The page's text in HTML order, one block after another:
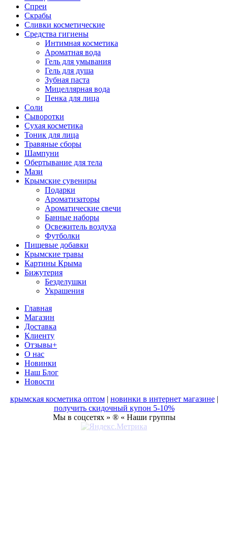
Спреи
Скрабы
Сливки косметические
Средства гигиены
Интимная косметика
Ароматная вода
Гель для умывания
Гель для душа
Зубная паста
Мицеллярная вода
Пенка для лица
Соли
Сыворотки
Сухая косметика
Тоник для лица
Травяные сборы
Шампуни
Обертывание для тела
Мази
Крымские сувениры
Подарки
Ароматизаторы
Ароматические свечи
Банные наборы
Освежитель воздуха
Футболки
Пищевые добавки
Крымские травы
Картины Крыма
Бижутерия
Безделушки
Украшения
Главная
Магазин
Доставка
Клиенту
Отзывы+
О нас
Новинки
Наш Блог
Новости
крымская косметика оптом| новинки в интернет магазине|
получить скидочный купон 5-10%
Мы в соцсетях » ® « Наши группы